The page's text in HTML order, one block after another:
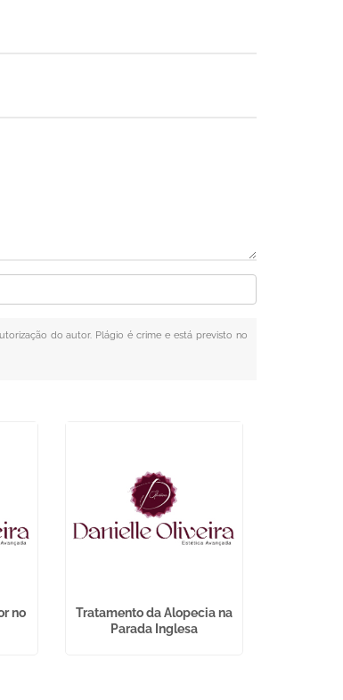
do autor. Plágio é crime e está previsto no
no
Tratamento da Alopecia na
Parada Inglesa